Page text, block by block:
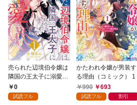
売られた辺境伯令嬢は
隣国の王太子に溺愛さ
れる 1
0
試読フル
かたわれ令嬢が男装す
る理由（コミック） 1
990
693
試読フル 割引